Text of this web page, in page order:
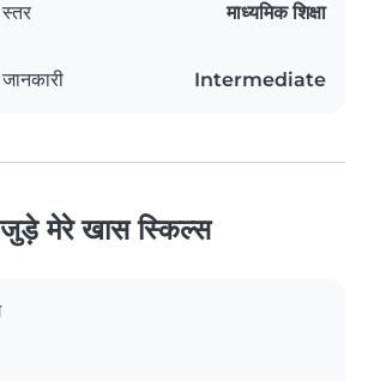
स्तर माध्यमिक शिक्षा
जानकारी Intermediate
जुड़े मेरे खास स्किल्स